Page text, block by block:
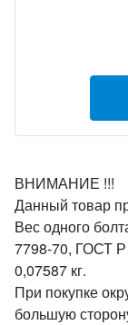
ВНИМАНИЕ !!!
Данный товар
Вес одного
7798-70, ГОСТ
0,07587 кг.
При покупке
большую